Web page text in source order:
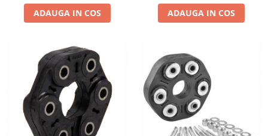
Ulei transmisie moto
Curatare si intretinere lant moto
Antigel moto
Aditivi moto
Lichid de frana
Vaselina si spray-uri tehnice moto
Filtre moto
ADAUGA IN COS ADAUGA IN COS